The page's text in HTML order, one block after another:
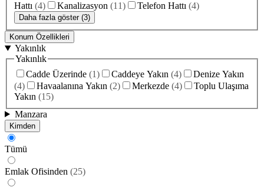
Hattı (4) Kanalizasyon (11) Telefon Hattı (4)
Daha fazla göster (3)
Konum Özellikleri
Yakınlık
Yakınlık
Cadde Üzerinde (1) Caddeye Yakın (4)
Denize Yakın
(4) Havaalanına Yakın (2) Merkezde (4)
Toplu Ulaşıma
Yakın (15)
Manzara
Kimden
Tümü
Emlak Ofisinden (25)